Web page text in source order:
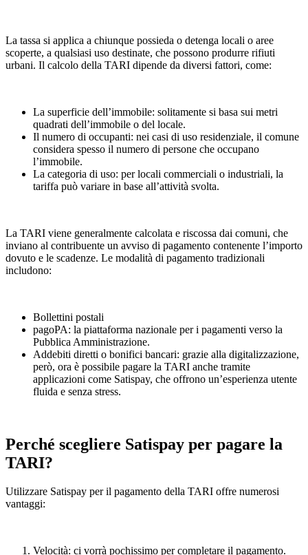
La tassa si applica a chiunque possieda o detenga locali o aree
scoperte, a qualsiasi uso destinate, che possono produrre rifiuti
urbani. Il calcolo della TARI dipende da diversi fattori, come:
La superficie dell’immobile: solitamente si basa sui metri
quadrati dell’immobile o del locale.
Il numero di occupanti: nei casi di uso residenziale, il comune
considera spesso il numero di persone che occupano
l’immobile.
La categoria di uso: per locali commerciali o industriali, la
tariffa può variare in base all’attività svolta.
La TARI viene generalmente calcolata e riscossa dai comuni, che
inviano al contribuente un avviso di pagamento contenente l’importo
dovuto e le scadenze. Le modalità di pagamento tradizionali
includono:
Bollettini postali
pagoPA: la piattaforma nazionale per i pagamenti verso la
Pubblica Amministrazione.
Addebiti diretti o bonifici bancari: grazie alla digitalizzazione,
però, ora è possibile pagare la TARI anche tramite
applicazioni come Satispay, che offrono un’esperienza utente
fluida e senza stress.
Perché scegliere Satispay per pagare la
TARI?
Utilizzare Satispay per il pagamento della TARI offre numerosi
vantaggi:
Velocità: ci vorrà pochissimo per completare il pagamento.